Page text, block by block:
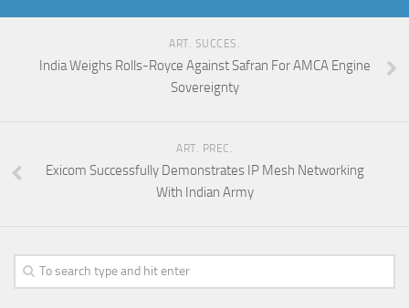
ART. SUCCES.
India Weighs Rolls-Royce Against Safran For AMCA Engine
Sovereignty
ART. PREC.
Exicom Successfully Demonstrates IP Mesh Networking
With Indian Army